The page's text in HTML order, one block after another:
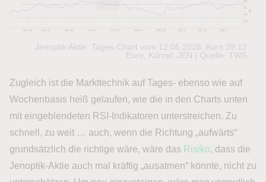
Jenoptik Aktie: Tages-Chart vom 12.05.2026, Kurs 39,12
Euro, Kürzel: JEN | Quelle: TWS
Zugleich ist die Markttechnik auf Tages- ebenso wie auf
Wochenbasis heiß gelaufen, wie die in den Charts unten
mit eingeblendeten RSI-Indikatoren unterstreichen. Zu
schnell, zu weit … auch, wenn die Richtung „aufwärts“
grundsätzlich die richtige wäre, wäre das Risiko, dass die
Jenoptik-Aktie auch mal kräftig „ausatmen“ könnte, nicht zu